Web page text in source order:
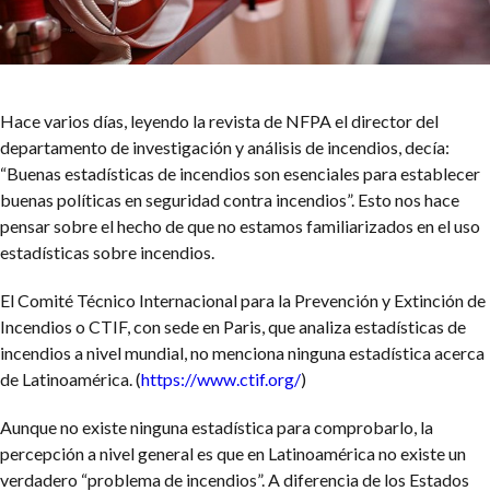
Hace varios días, leyendo la revista de NFPA el director del
departamento de investigación y análisis de incendios, decía:
“Buenas estadísticas de incendios son esenciales para establecer
buenas políticas en seguridad contra incendios”. Esto nos hace
pensar sobre el hecho de que no estamos familiarizados en el uso
estadísticas sobre incendios.
El Comité Técnico Internacional para la Prevención y Extinción de
Incendios o CTIF, con sede en Paris, que analiza estadísticas de
incendios a nivel mundial, no menciona ninguna estadística acerca
de Latinoamérica. (https://www.ctif.org/)
Aunque no existe ninguna estadística para comprobarlo, la
percepción a nivel general es que en Latinoamérica no existe un
verdadero “problema de incendios”. A diferencia de los Estados